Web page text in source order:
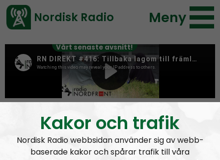
Vårt senaste avsnitt!
Nordisk Radio Meny
Kakor och trafik
Nordisk Radio webbsidan använder sig av webb-
baserade kakor och spårar trafik till våra